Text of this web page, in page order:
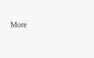
More